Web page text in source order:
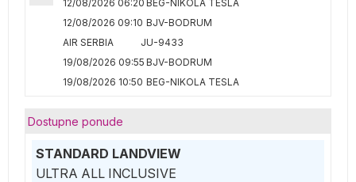
12/08/2026 06:20 BEG-NIKOLA TESLA
12/08/2026 09:10 BJV-BODRUM
AIR SERBIA
JU-9433
19/08/2026 09:55 BJV-BODRUM
19/08/2026 10:50 BEG-NIKOLA TESLA
Dostupne ponude
STANDARD LANDVIEW
ULTRA ALL INCLUSIVE